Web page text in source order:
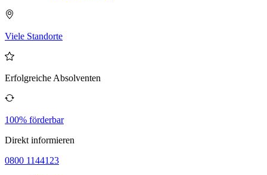
Viele Standorte
Erfolgreiche Absolventen
100% förderbar
Direkt informieren
0800 1144123